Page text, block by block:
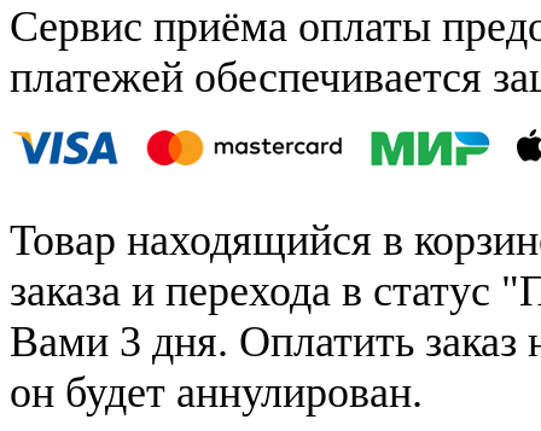
Сервис приёма оплаты
платежей обеспечивается
Товар находящийся в
заказа и перехода в статус
Вами 3 дня. Оплатить заказ
он будет аннулирован.